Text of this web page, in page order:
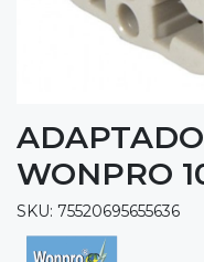
WONPRO
SKU: 75520695655636